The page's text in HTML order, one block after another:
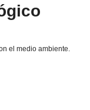
el medio ambiente.